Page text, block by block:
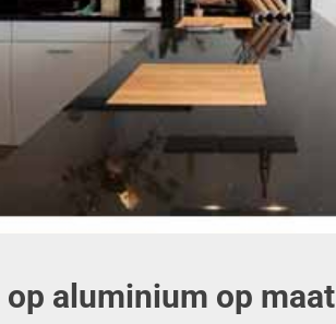
op aluminium op maat